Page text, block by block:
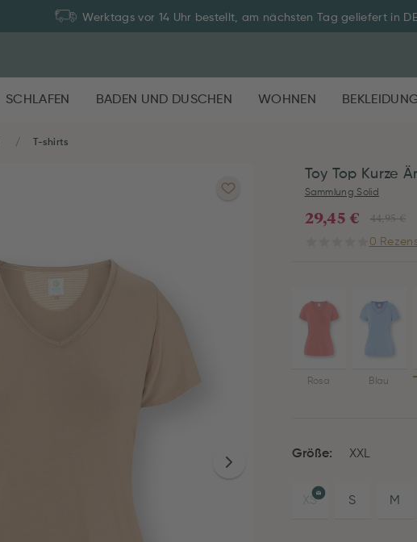
Werktags vor 14 Uhr bestellt, am nächsten Tag geliefert in DE
SCHLAFEN BADEN UND DUSCHEN WOHNEN
T-shirts
Toy Top Kurze
Sammlung Solid
44,95 €
29,45 €
0
Rosa Blau
Größe: XXL
XS S M